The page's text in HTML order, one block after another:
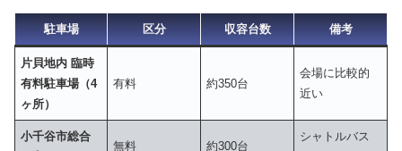
駐車場 区分 収容台数 備考
片貝地内 臨時
有料駐車場（4
ヶ所）
有料 約350台
会場に比較的
近い
小千谷市総合
無料 約300台
シャトルバス